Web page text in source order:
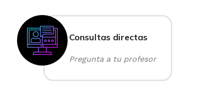
Consultas directas
Pregunta a tu profesor